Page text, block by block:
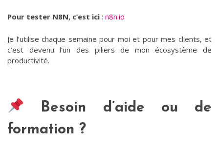
Pour tester N8N, c’est ici : n8n.io
Je l’utilise chaque semaine pour moi et pour mes clients, et
c’est devenu l’un des piliers de mon écosystème de
productivité.
Besoin d’aide ou de
formation ?